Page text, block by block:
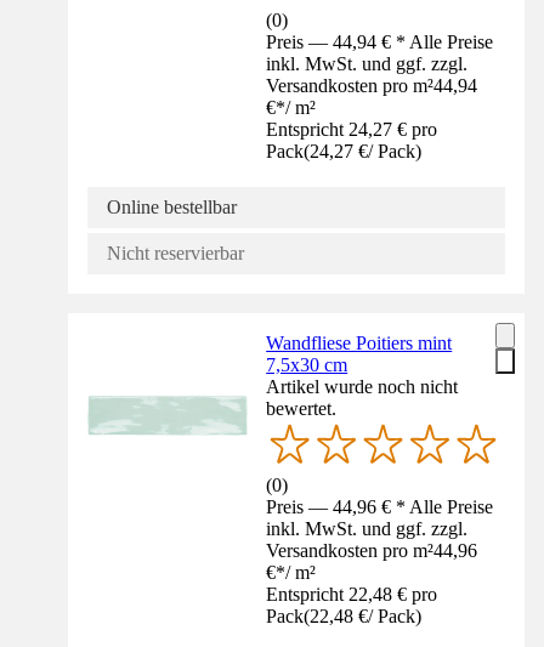
(0)
Preis — 44,94 € * Alle Preise
inkl. MwSt. und ggf. zzgl.
Versandkosten pro m²44,94
€*/ m²
Entspricht 24,27 € pro
Pack(24,27 €/ Pack)
Online bestellbar
Nicht reservierbar
Wandfliese Poitiers mint
7,5x30 cm
Artikel wurde noch nicht
bewertet.
(0)
Preis — 44,96 € * Alle Preise
inkl. MwSt. und ggf. zzgl.
Versandkosten pro m²44,96
€*/ m²
Entspricht 22,48 € pro
Pack(22,48 €/ Pack)